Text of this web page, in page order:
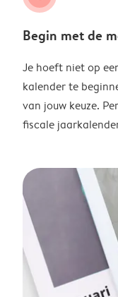
Begin met de
Je hoeft niet op
kalender te
van jouw keuze.
fiscale